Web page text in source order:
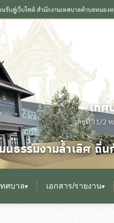
ำนักงานเทศบาลตำบลหนองหอย จังหวัดเชี
เทศ
เลขที่ 31/2 ห
ธรรมงามล้ำเลิศ ถิ่
ทศบาล▾ เอกสาร/รายงาน▾